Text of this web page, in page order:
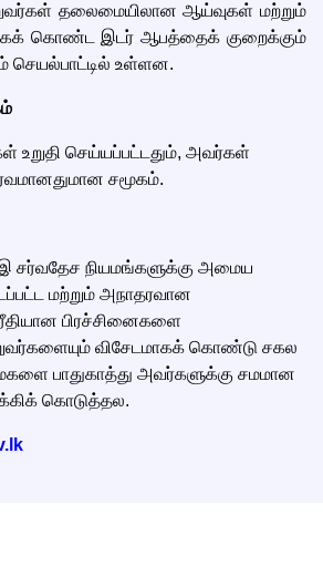
தலைமையிலான ஆய்வுகள் மற்றும்
கொண்ட இடர் ஆபத்தைக் குறைக்கும்
செயல்பாட்டில் உள்ளன.
உறுதி செய்யப்பட்டதும், அவர்கள்
சமூகம்.
நியமங்களுக்கு அமைய
மற்றும் அநாதரவான
பிரச்சினைகளை
விசேடமாகக் கொண்டு சகல
பாதுகாத்து அவர்களுக்கு சமமான
கொடுத்தல.